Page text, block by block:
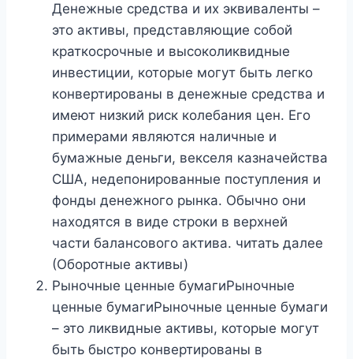
Денежные средства и их эквиваленты –
это активы, представляющие собой
краткосрочные и высоколиквидные
инвестиции, которые могут быть легко
конвертированы в денежные средства и
имеют низкий риск колебания цен. Его
примерами являются наличные и
бумажные деньги, векселя казначейства
США, недепонированные поступления и
фонды денежного рынка. Обычно они
находятся в виде строки в верхней
части балансового актива. читать далее
(Оборотные активы)
Рыночные ценные бумагиРыночные
ценные бумагиРыночные ценные бумаги
– это ликвидные активы, которые могут
быть быстро конвертированы в